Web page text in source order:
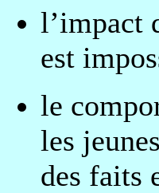
l’impact
est
le
les
des faits